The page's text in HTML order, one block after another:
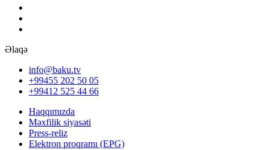
Əlaqə
info@baku.tv
+99455 202 50 05
+99412 525 44 66
Haqqımızda
Məxfilik siyasəti
Press-reliz
Elektron proqramı (EPG)